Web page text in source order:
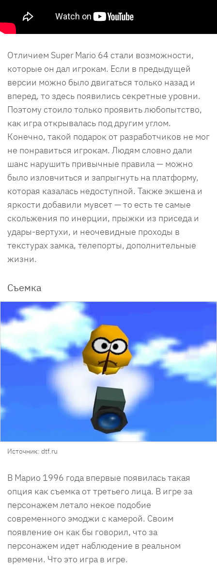
Отличием Super Mario 64 стали возможности,
которые он дал игрокам. Если в предыдущей
версии можно было двигаться только назад и
вперед, то здесь появились секретные уровни.
Поэтому стоило только проявить любопытство,
как игра открывалась под другим углом.
Конечно, такой подарок от разработчиков не мог
не понравиться игрокам. Людям словно дали
шанс нарушить привычные правила — можно
было изловчиться и запрыгнуть на платформу,
которая казалась недоступной. Также экшена и
яркости добавили мувсет — то есть те самые
скольжения по инерции, прыжки из приседа и
удары-вертухи, и неочевидные проходы в
текстурах замка, телепорты, дополнительные
жизни.
Съемка
Источник: dtf.ru
В Марио 1996 года впервые появилась такая
опция как съемка от третьего лица. В игре за
персонажем летало некое подобие
современного эмоджи с камерой. Своим
появление он как бы говорил, что за
персонажем идет наблюдение в реальном
времени. Что это игра в игре.